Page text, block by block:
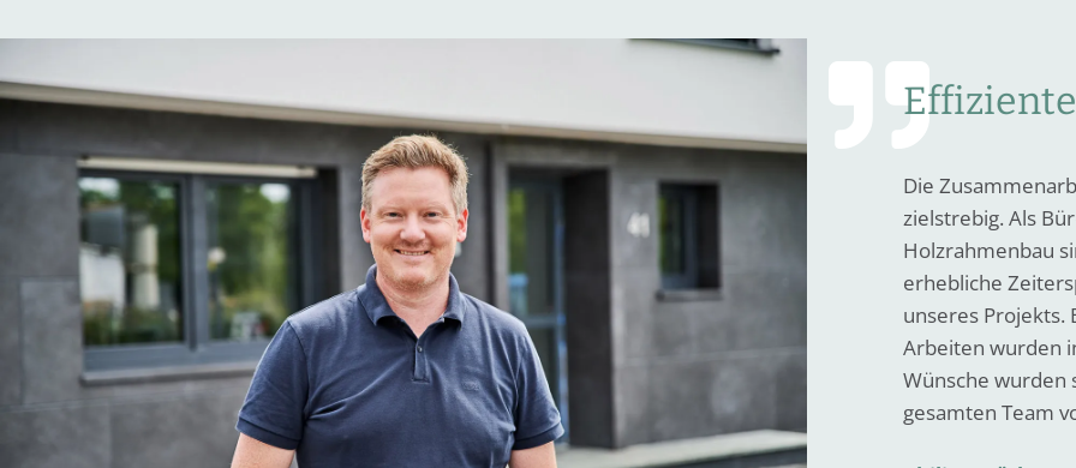

Die
zielstrebig. Als
Holzrahmenbau
erhebliche
unseres Projekts.
Arbeiten wurden
Wünsche
gesamten Team